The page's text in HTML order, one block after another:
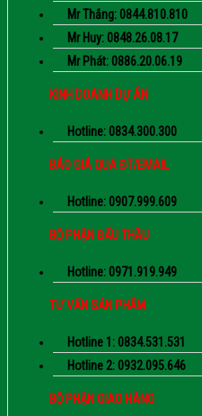
Mr Thắng: 0844.810.810
Mr Huy: 0848.26.08.17
Mr Phát: 0886.20.06.19
KINH DOANH DỰ ÁN
Hotline: 0834.300.300
BÁO GIÁ QUA ĐT/EMAIL
Hotline: 0907.999.609
BỘ PHẬN ĐẤU THẦU
Hotline: 0971.919.949
TƯ VẤN SẢN PHẨM
Hotline 1: 0834.531.531
Hotline 2: 0932.095.646
BỘ PHẬN GIAO HÀNG